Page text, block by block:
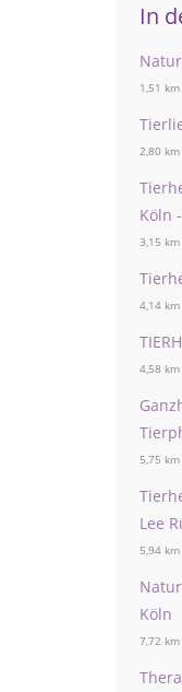
In
1,51 km
2,80 km
Köln
3,15 km
4,14 km
4,58 km
5,75 km
Lee
5,94 km
Köln
7,72 km